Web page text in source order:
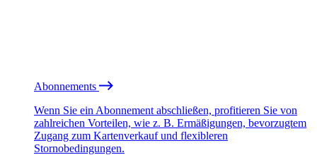
Abonnements
Wenn Sie ein Abonnement abschließen, profitieren Sie von
zahlreichen Vorteilen, wie z. B. Ermäßigungen, bevorzugtem
Zugang zum Kartenverkauf und flexibleren
Stornobedingungen.